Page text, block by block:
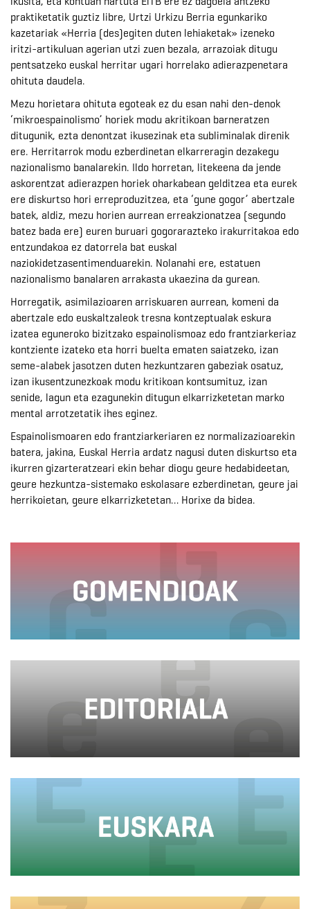
praktiketatik guztiz libre, Urtzi Urkizu Berria egunkariko
kazetariak «Herria (des)egiten duten lehiaketak» izeneko
iritzi-artikuluan agerian utzi zuen bezala, arrazoiak ditugu
pentsatzeko euskal herritar ugari horrelako adierazpenetara
ohituta daudela.
Mezu horietara ohituta egoteak ez du esan nahi den-denok
‘mikroespainolismo’ horiek modu akritikoan barneratzen
ditugunik, ezta denontzat ikusezinak eta subliminalak direnik
ere. Herritarrok modu ezberdinetan elkarreragin dezakegu
nazionalismo banalarekin. Ildo horretan, litekeena da jende
askorentzat adierazpen horiek oharkabean gelditzea eta eurek
ere diskurtso hori erreproduzitzea, eta ‘gune gogor’ abertzale
batek, aldiz, mezu horien aurrean erreakzionatzea (segundo
batez bada ere) euren buruari gogorarazteko irakurritakoa edo
entzundakoa ez datorrela bat euskal
naziokidetzasentimenduarekin. Nolanahi ere, estatuen
nazionalismo banalaren arrakasta ukaezina da gurean.
Horregatik, asimilazioaren arriskuaren aurrean, komeni da
abertzale edo euskaltzaleok tresna kontzeptualak eskura
izatea eguneroko bizitzako espainolismoaz edo frantziarkeriaz
kontziente izateko eta horri buelta ematen saiatzeko, izan
seme-alabek jasotzen duten hezkuntzaren gabeziak osatuz,
izan ikusentzunezkoak modu kritikoan kontsumituz, izan
senide, lagun eta ezagunekin ditugun elkarrizketetan marko
mental arrotzetatik ihes eginez.
Espainolismoaren edo frantziarkeriaren ez normalizazioarekin
batera, jakina, Euskal Herria ardatz nagusi duten diskurtso eta
ikurren gizarteratzeari ekin behar diogu geure hedabideetan,
geure hezkuntza-sistemako eskolasare ezberdinetan, geure jai
herrikoietan, geure elkarrizketetan… Horixe da bidea.